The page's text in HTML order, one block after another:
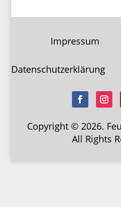
Impressum
Datenschutzerklärung
Copyright © 2026.
All Rights